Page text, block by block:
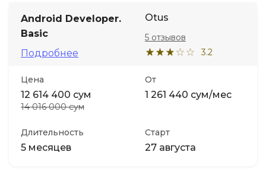
Android Developer.
Basic
Подробнее
Otus
3.2
5 отзывов
Цена
12 614 400 сум
14 016 000 сум
От
1 261 440 сум/мес
Длительность
5 месяцев
Старт
27 августа